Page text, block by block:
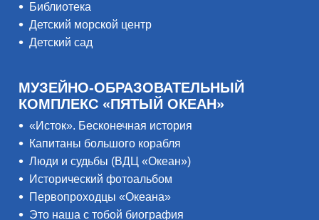
Библиотека
Детский морской центр
Детский сад
МУЗЕЙНО-ОБРАЗОВАТЕЛЬНЫЙ
КОМПЛЕКС «ПЯТЫЙ ОКЕАН»
«Исток». Бесконечная история
Капитаны большого корабля
Люди и судьбы (ВДЦ «Океан»)
Исторический фотоальбом
Первопроходцы «Океана»
Это наша с тобой биография